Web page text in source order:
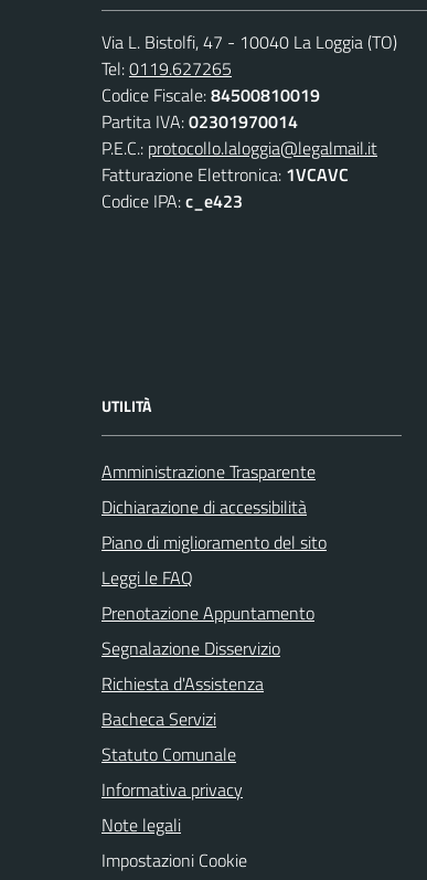
Via L. Bistolfi, 47 - 10040 La Loggia (TO)
Tel:0119.627265
Codice Fiscale:84500810019
Partita IVA:02301970014
P.E.C.: protocollo.laloggia@legalmail.it
Fatturazione Elettronica: 1VCAVC
Codice IPA:c_e423
UTILITÀ
Amministrazione Trasparente
Dichiarazione di accessibilità
Piano di miglioramento del sito
Leggi le FAQ
Prenotazione Appuntamento
Segnalazione Disservizio
Richiesta d'Assistenza
Bacheca Servizi
Statuto Comunale
Informativa privacy
Note legali
Impostazioni Cookie